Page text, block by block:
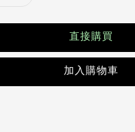
直接購買
加入購物車